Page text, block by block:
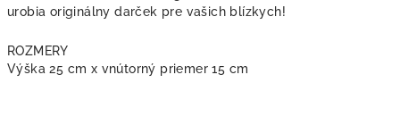
urobia originálny darček pre vašich blízkych!
ROZMERY
Výška 25 cm x vnútorný priemer 15 cm